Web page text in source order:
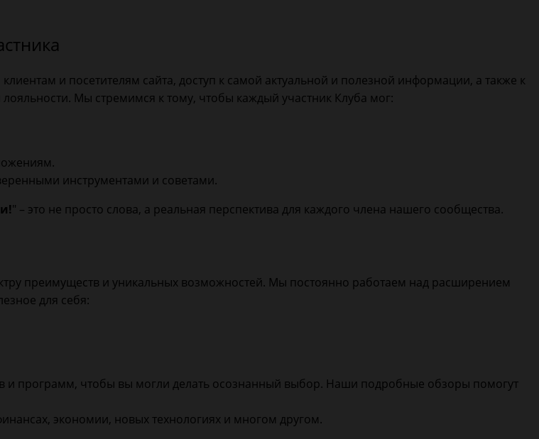
и посетителям сайта, доступ к самой актуальной и полезной информации, а также к
Мы стремимся к тому, чтобы каждый участник Клуба мог:
инструментами и советами.
" – это не просто слова, а реальная перспектива для каждого члена нашего сообщества.
преимуществ и уникальных возможностей. Мы постоянно работаем над расширением
для себя:
и программ, чтобы вы могли делать осознанный выбор. Наши подробные обзоры помогут
экономии, новых технологиях и многом другом.